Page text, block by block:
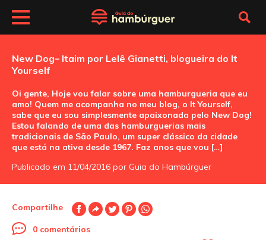
New Dog– Itaim por Lelê Gianetti, blogueira do It
Yourself
Oi gente, Hoje vou falar sobre uma hamburgueria que eu
amo! Quem me acompanha no meu blog, o It Yourself,
sabe que eu sou simplesmente apaixonada pelo New Dog!
Estou falando de uma das hamburguerias mais
tradicionais de São Paulo, um super clássico da cidade
que está na ativa desde 1967. Faz anos que vou […]
Publicado em 11/04/2016 por Guia do Hambúrguer
Compartilhe
0 comentários